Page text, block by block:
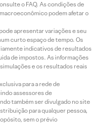
o FAQ. As condições de
podem afetar o
apresentar variações e seu
curto espaço de tempo. Os
indicativos de resultados
de impostos. As informações
e os resultados reais
para a rede de
assessores de
também ser divulgado no site
para qualquer pessoa,
sem o prévio